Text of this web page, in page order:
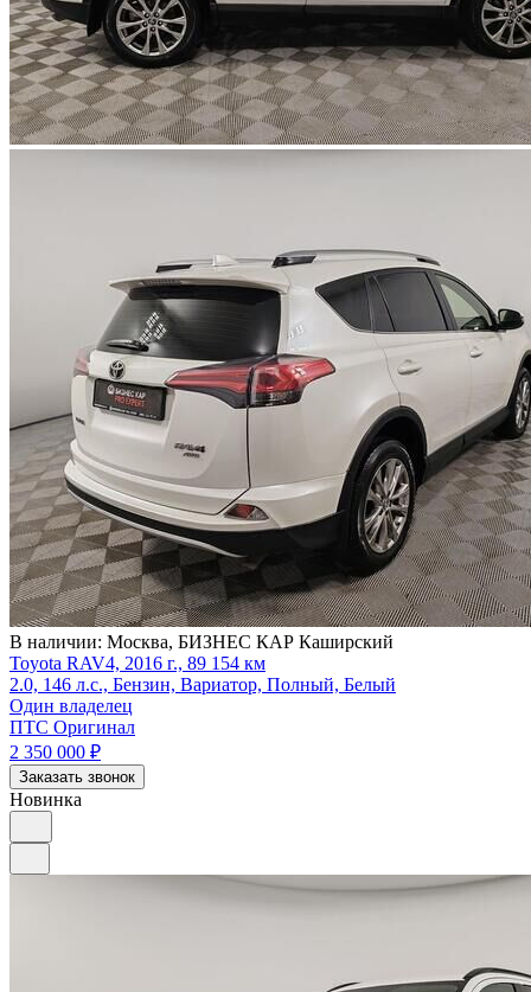
В наличии: Москва, БИЗНЕС КАР Каширский
Toyota RAV4, 2016 г., 89 154 км
2.0, 146 л.с., Бензин, Вариатор, Полный, Белый
Один владелец
ПТС Оригинал
2 350 000 ₽
Заказать звонок
Новинка